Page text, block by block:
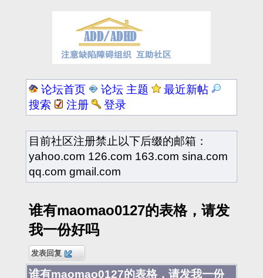
论坛首页 论坛 主题
最近新帖
搜索
注册 登录
目前社区注册禁止以下后缀的邮箱：
yahoo.com 126.com 163.com sina.com
qq.com gmail.com
谁有maomao0127的表格，请发
我一份好吗
发表回复
谁有maomao0127的表格，请发我一份